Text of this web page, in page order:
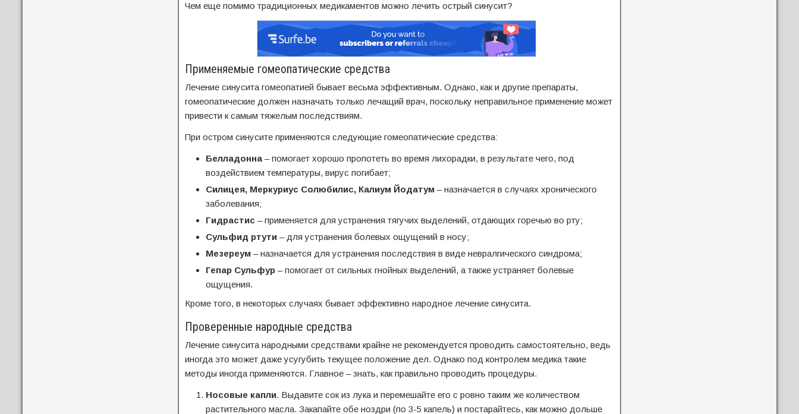
Чем еще помимо традиционных медикаментов можно лечить острый синусит?
Применяемые гомеопатические средства
Лечение синусита гомеопатией бывает весьма эффективным. Однако, как и другие препараты,
гомеопатические должен назначать только лечащий врач, поскольку неправильное применение может
привести к самым тяжелым последствиям.
При остром синусите применяются следующие гомеопатические средства:
Белладонна– помогает хорошо пропотеть во время лихорадки, в результате чего, под
воздействием температуры, вирус погибает;
Силицея, Меркуриус Солюбилис, Калиум Йодатум– назначается в случаях хронического
заболевания;
Гидрастис– применяется для устранения тягучих выделений, отдающих горечью во рту;
Сульфид ртути– для устранения болевых ощущений в носу;
Мезереум– назначается для устранения последствия в виде невралгического синдрома;
Гепар Сульфур – помогает от сильных гнойных выделений, а также устраняет болевые
ощущения.
Кроме того, в некоторых случаях бывает эффективно народное лечение синусита.
Проверенные народные средства
Лечение синусита народными средствами крайне не рекомендуется проводить самостоятельно, ведь
иногда это может даже усугубить текущее положение дел. Однако под контролем медика такие
методы иногда применяются. Главное – знать, как правильно проводить процедуры.
Носовые капли. Выдавите сок из лука и перемешайте его с ровно таким же количеством
растительного масла. Закапайте обе ноздри (по 3-5 капель) и постарайтесь, как можно дольше